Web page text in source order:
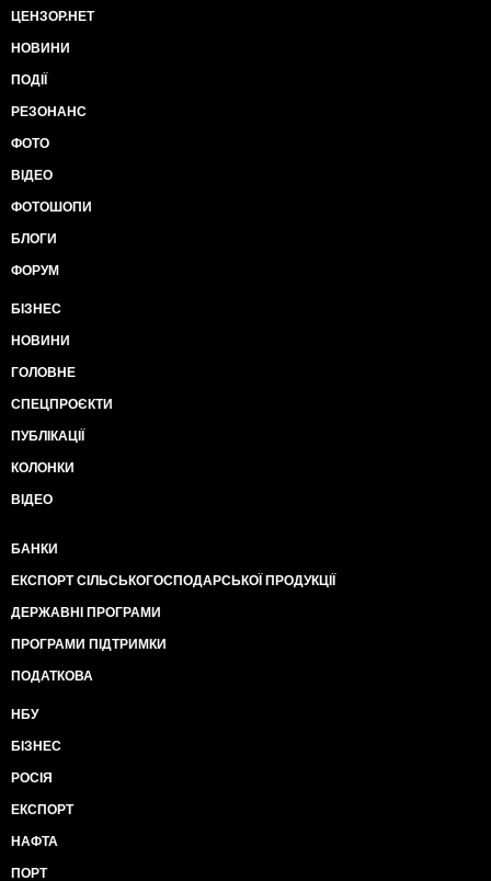
ЦЕНЗОР.НЕТ
НОВИНИ
ПОДІЇ
РЕЗОНАНС
ФОТО
ВІДЕО
ФОТОШОПИ
БЛОГИ
ФОРУМ
БІЗНЕС
НОВИНИ
ГОЛОВНЕ
СПЕЦПРОЄКТИ
ПУБЛІКАЦІЇ
КОЛОНКИ
ВІДЕО
БАНКИ
ЕКСПОРТ СІЛЬСЬКОГОСПОДАРСЬКОЇ ПРОДУКЦІЇ
ДЕРЖАВНІ ПРОГРАМИ
ПРОГРАМИ ПІДТРИМКИ
ПОДАТКОВА
НБУ
БІЗНЕС
РОСІЯ
ЕКСПОРТ
НАФТА
ПОРТ